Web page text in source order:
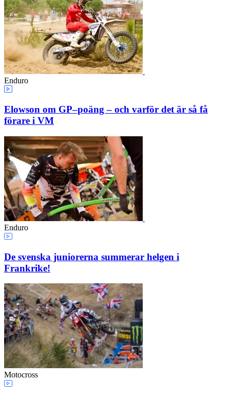
Enduro
Elowson om GP–poäng – och varför det är så få
förare i VM
Enduro
De svenska juniorerna summerar helgen i
Frankrike!
Motocross